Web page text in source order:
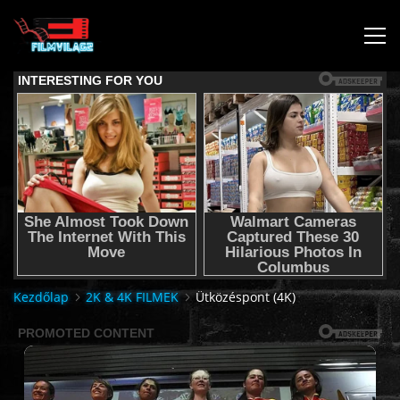
KEZDŐLAP
JOGI NYILATKOZAT,SEGÍTSÉG NYÚJTÁS,FELHASZNÁLÁSI
FELTÉTEL
AUDIO TRACK SWITCHING/HANGSÁV BEÁLLÍTÁSOK/
2K & 4K FILMEK
FILMEK (2026-OS)
Kezdőlap 2K & 4K FILMEK Ütközéspont (4K)